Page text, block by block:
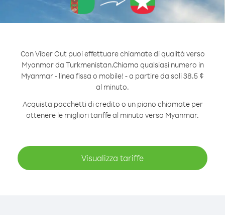
Con Viber Out puoi effettuare chiamate di qualità verso
Myanmar da Turkmenistan.Chiama qualsiasi numero in
Myanmar - linea fissa o mobile! - a partire da soli 38.5 ¢
al minuto.
Acquista pacchetti di credito o un piano chiamate per
ottenere le migliori tariffe al minuto verso Myanmar.
Visualizza tariffe